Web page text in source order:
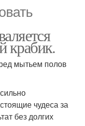
крабик.
мытьем полов
чудеса за
без долгих